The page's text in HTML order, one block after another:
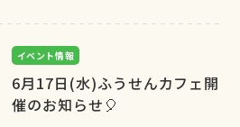
イベント情報
6月17日(水)ふうせんカフェ開
催のお知らせ🎈